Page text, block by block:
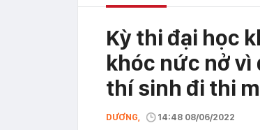
Kỳ thi đại học
khóc nức nở vì
thí sinh đi thi
DƯƠNG, 14:48 08/06/2022